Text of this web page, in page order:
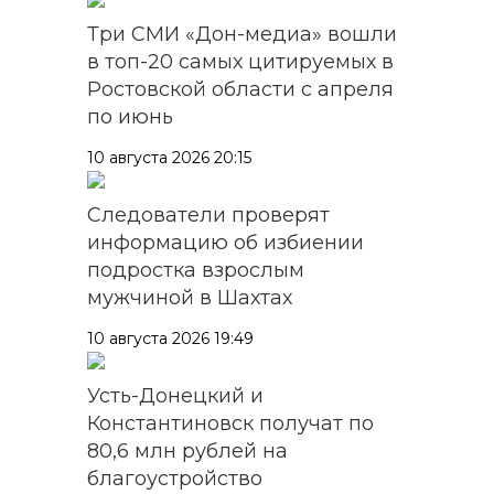
Три СМИ «Дон-медиа» вошли
в топ-20 самых цитируемых в
Ростовской области с апреля
по июнь
10 августа 2026 20:15
Следователи проверят
информацию об избиении
подростка взрослым
мужчиной в Шахтах
10 августа 2026 19:49
Усть-Донецкий и
Константиновск получат по
80,6 млн рублей на
благоустройство